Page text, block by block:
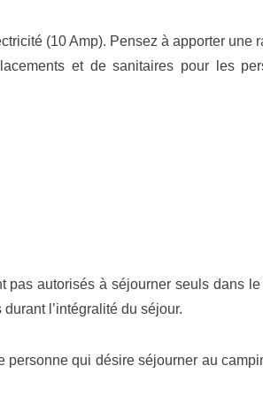
(10 Amp). Pensez à apporter une
et de sanitaires pour les
pas autorisés à séjourner seuls dans le
l’intégralité du séjour.
personne qui désire séjourner au